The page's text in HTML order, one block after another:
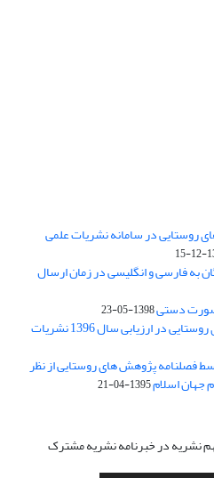
روستایی در سامانه نشریات علمی
به فارسی و انگلیسی در زمان ارسال
دستی1398-05-23
کسب رتبه A فصلنامه پژوهش های روستایی در ارزیابی سال 1396 نشریات
فصلنامه پژوهش های روستایی از نظر
جهان اسلام1395-04-21
نشریه در خبرنامه نشریه مشترک